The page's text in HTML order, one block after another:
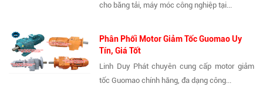
cho băng tải, máy móc công nghiệp tại...
Phân Phối Motor Giảm Tốc Guomao Uy
Tín, Giá Tốt
Linh Duy Phát chuyên cung cấp motor giảm
tốc Guomao chính hãng, đa dạng công...